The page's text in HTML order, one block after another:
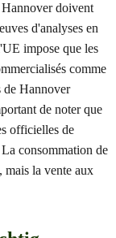
doivent
d'analyses en
impose que les
comme
de Hannover
de noter que
officielles de
consommation de
mais la vente aux